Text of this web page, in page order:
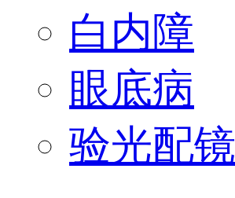
白内障
眼底病
验光配镜